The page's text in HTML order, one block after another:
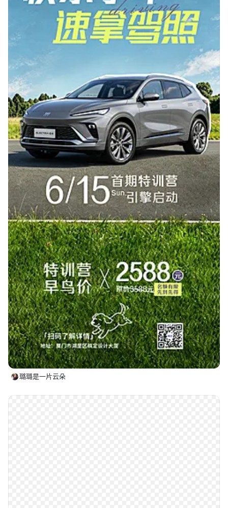
璐璐是一片云朵